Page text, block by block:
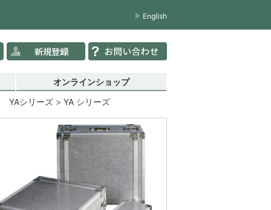
English
オンラインショップ
YAシリーズ YA シリーズ